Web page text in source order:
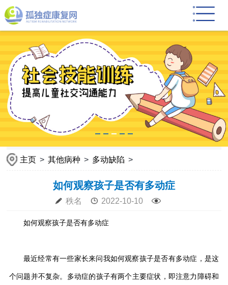
主页 > 其他病种 > 多动缺陷 >
如何观察孩子是否有多动症
秩名 2022-10-10
如何观察孩子是否有多动症
最近经常有一些家长来问我如何观察孩子是否有多动症，是这
个问题并不复杂。多动症的孩子有两个主要症状，即注意力障碍和